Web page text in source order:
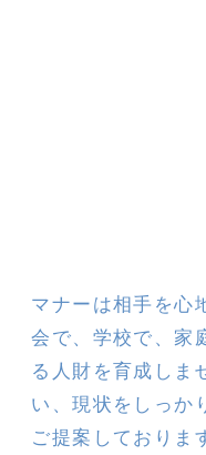
マナーは相手を心
会で、学校で、家
る人財を育成しま
い、現状をしっか
ご提案しておりま